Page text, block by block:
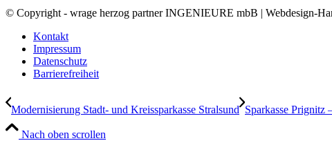
© Copyright - wrage herzog partner INGENIEURE mbB | Webdesign-
Kontakt
Impressum
Datenschutz
Barrierefreiheit
Modernisierung Stadt- und Kreissparkasse Stralsund Sparkasse
Nach oben scrollen